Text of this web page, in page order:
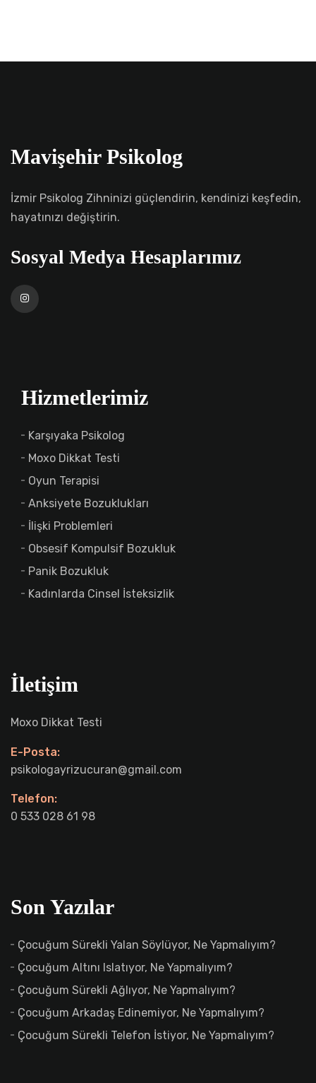
Mavişehir Psikolog
İzmir Psikolog Zihninizi güçlendirin, kendinizi keşfedin,
hayatınızı değiştirin.
Sosyal Medya Hesaplarımız
Hizmetlerimiz
Karşıyaka Psikolog
Moxo Dikkat Testi
Oyun Terapisi
Anksiyete Bozuklukları
İlişki Problemleri
Obsesif Kompulsif Bozukluk
Panik Bozukluk
Kadınlarda Cinsel İsteksizlik
İletişim
Moxo Dikkat Testi
E-Posta:
psikologayrizucuran@gmail.com
Telefon:
0 533 028 61 98
Son Yazılar
Çocuğum Sürekli Yalan Söylüyor, Ne Yapmalıyım?
Çocuğum Altını Islatıyor, Ne Yapmalıyım?
Çocuğum Sürekli Ağlıyor, Ne Yapmalıyım?
Çocuğum Arkadaş Edinemiyor, Ne Yapmalıyım?
Çocuğum Sürekli Telefon İstiyor, Ne Yapmalıyım?